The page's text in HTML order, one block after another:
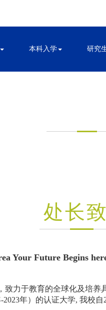
本科入学 研究
处长
Your Future Begins
力于教育的全球化及培养
年）的认证大学, 我校自